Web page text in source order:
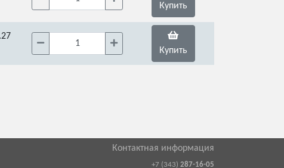
Купить
Купить
Контактная информация
+7 (343) 287-16-05